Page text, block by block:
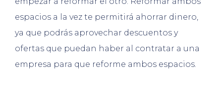
espacios a la vez te permitirá ahorrar dinero,
ya que podrás aprovechar descuentos y
ofertas que puedan haber al contratar a una
empresa para que reforme ambos espacios.